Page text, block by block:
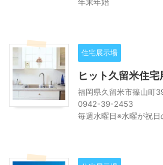
年末年始
住宅展示場
ヒット久留米住宅
福岡県久留米市篠山町
0942-39-2453
毎週水曜日※水曜が祝日